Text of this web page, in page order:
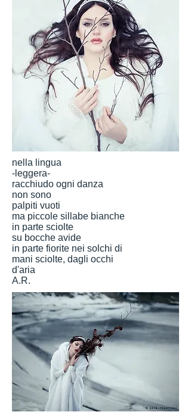
nella lingua
-leggera-
racchiudo ogni danza
non sono
palpiti vuoti
ma piccole sillabe bianche
in parte sciolte
su bocche avide
in parte fiorite nei solchi di
mani sciolte, dagli occhi
d'aria
A.R.